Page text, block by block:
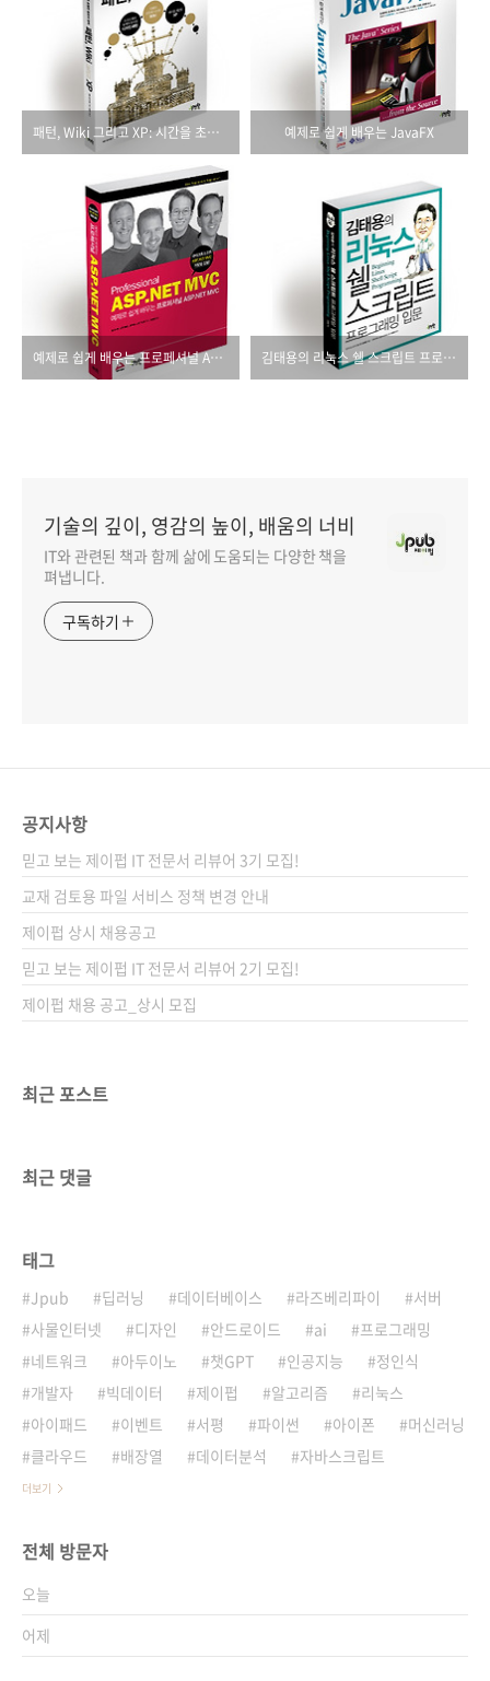
패턴, Wiki 그리고 XP: 시간을 초월한 창조의 원칙 예제로 쉽게 배우는 JavaFX
예제로 쉽게 배우는 프로페셔널 ASP.NET MVC 김태용의 리눅스 쉘 스크립트 프로그래밍 입문
기술의 깊이, 영감의 높이, 배움의 너비
IT와 관련된 책과 함께 삶에 도움되는 다양한 책을
펴냅니다.
구독하기
공지사항
믿고 보는 제이펍 IT 전문서 리뷰어 3기 모집!
교재 검토용 파일 서비스 정책 변경 안내
제이펍 상시 채용공고
믿고 보는 제이펍 IT 전문서 리뷰어 2기 모집!
제이펍 채용 공고_상시 모집
최근 포스트
최근 댓글
태그
Jpub 딥러닝 데이터베이스 라즈베리파이
서버
사물인터넷
디자인 안드로이드 ai
프로그래밍
네트워크
아두이노 챗GPT 인공지능
정인식
개발자
빅데이터 제이펍 알고리즘
리눅스
아이패드
이벤트 서평 파이썬 아이폰
머신러닝
클라우드
배장열 데이터분석 자바스크립트
더보기
전체 방문자
오늘
어제